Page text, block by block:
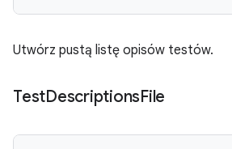
Utwórz pustą listę opisów testów.
TestDescriptionsFile